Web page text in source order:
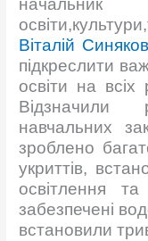
Віталій Синяков
підкреслити
освіти на всіх
Відзначили
навчальних
зроблено
укриттів,
освітлення
забезпечені
встановили